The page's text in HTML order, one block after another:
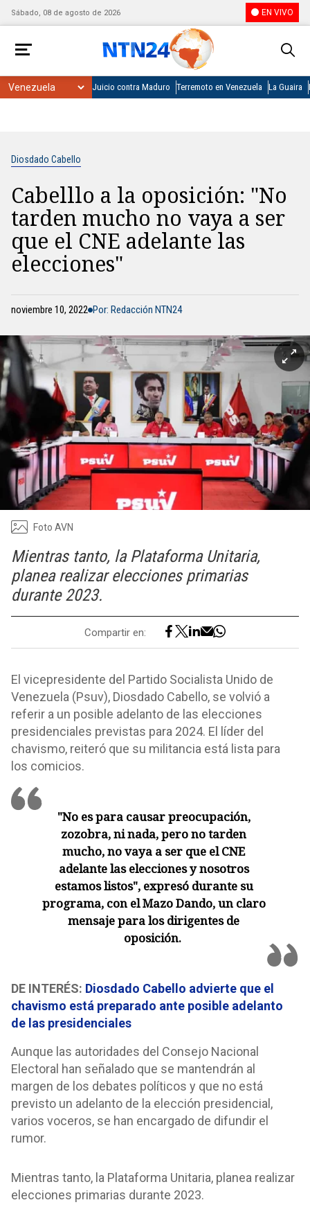
Sábado, 08 de agosto de 2026 EN VIVO
Juicio contra Maduro Terremoto en Venezuela La Guaira
Diosdado Cabello
Cabelllo a la oposición: "No
tarden mucho no vaya a ser
que el CNE adelante las
elecciones"
noviembre 10, 2022 Por: Redacción NTN24
Foto AVN
Mientras tanto, la Plataforma Unitaria,
planea realizar elecciones primarias
durante 2023.
Compartir en:
El vicepresidente del Partido Socialista Unido de
Venezuela (Psuv), Diosdado Cabello, se volvió a
referir a un posible adelanto de las elecciones
presidenciales previstas para 2024. El líder del
chavismo, reiteró que su militancia está lista para
los comicios.
"No es para causar preocupación,
zozobra, ni nada, pero no tarden
mucho, no vaya a ser que el CNE
adelante las elecciones y nosotros
estamos listos", expresó durante su
programa, con el Mazo Dando, un claro
mensaje para los dirigentes de
oposición.
DE INTERÉS: Diosdado Cabello advierte que el
chavismo está preparado ante posible adelanto
de las presidenciales
Aunque las autoridades del Consejo Nacional
Electoral han señalado que se mantendrán al
margen de los debates políticos y que no está
previsto un adelanto de la elección presidencial,
varios voceros, se han encargado de difundir el
rumor.
Mientras tanto, la Plataforma Unitaria, planea realizar
elecciones primarias durante 2023.